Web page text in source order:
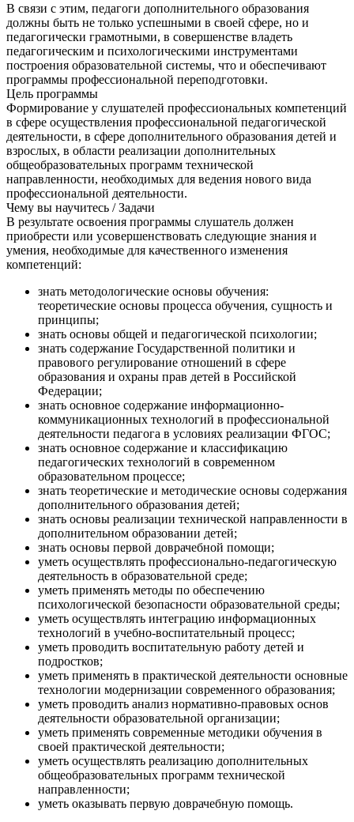
В связи с этим, педагоги дополнительного образования
должны быть не только успешными в своей сфере, но и
педагогически грамотными, в совершенстве владеть
педагогическим и психологическими инструментами
построения образовательной системы, что и обеспечивают
программы профессиональной переподготовки.
Цель программы
Формирование у слушателей профессиональных компетенций
в сфере осуществления профессиональной педагогической
деятельности, в сфере дополнительного образования детей и
взрослых, в области реализации дополнительных
общеобразовательных программ технической
направленности, необходимых для ведения нового вида
профессиональной деятельности.
Чему вы научитесь / Задачи
В результате освоения программы слушатель должен
приобрести или усовершенствовать следующие знания и
умения, необходимые для качественного изменения
компетенций:
знать методологические основы обучения:
теоретические основы процесса обучения, сущность и
принципы;
знать основы общей и педагогической психологии;
знать содержание Государственной политики и
правового регулирование отношений в сфере
образования и охраны прав детей в Российской
Федерации;
знать основное содержание информационно-
коммуникационных технологий в профессиональной
деятельности педагога в условиях реализации ФГОС;
знать основное содержание и классификацию
педагогических технологий в современном
образовательном процессе;
знать теоретические и методические основы содержания
дополнительного образования детей;
знать основы реализации технической направленности в
дополнительном образовании детей;
знать основы первой доврачебной помощи;
уметь осуществлять профессионально-педагогическую
деятельность в образовательной среде;
уметь применять методы по обеспечению
психологической безопасности образовательной среды;
уметь осуществлять интеграцию информационных
технологий в учебно-воспитательный процесс;
уметь проводить воспитательную работу детей и
подростков;
уметь применять в практической деятельности основные
технологии модернизации современного образования;
уметь проводить анализ нормативно-правовых основ
деятельности образовательной организации;
уметь применять современные методики обучения в
своей практической деятельности;
уметь осуществлять реализацию дополнительных
общеобразовательных программ технической
направленности;
уметь оказывать первую доврачебную помощь.